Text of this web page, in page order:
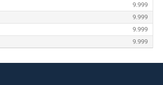
9.999
9.999
9.999
9.999